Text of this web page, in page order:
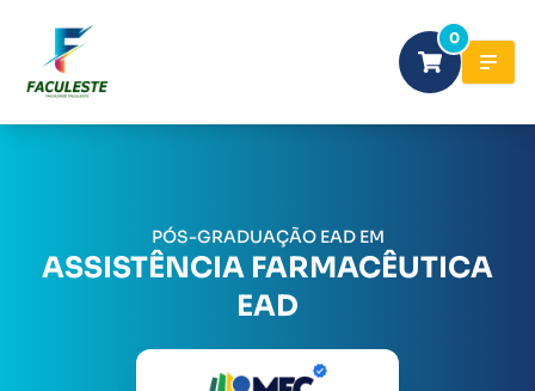
0
PÓS-GRADUAÇÃO EAD EM
ASSISTÊNCIA FARMACÊUTICA
EAD